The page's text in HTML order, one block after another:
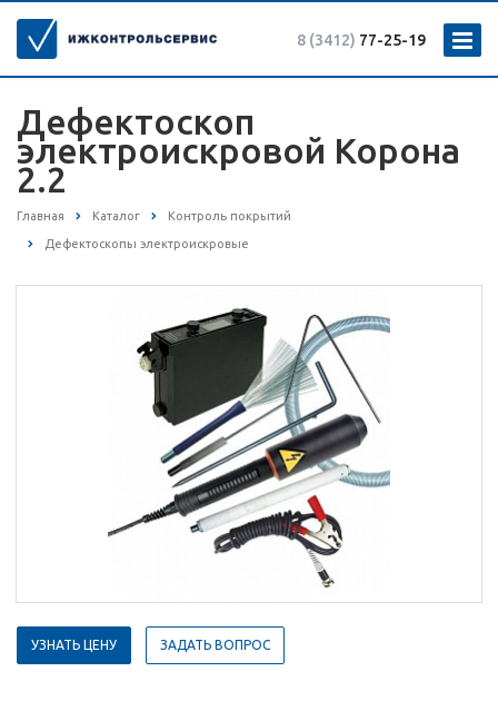
8 (3412) 77-25-19
Дефектоскоп
электроискровой Корона
2.2
Главная Каталог Контроль покрытий
Дефектоскопы электроискровые
УЗНАТЬ ЦЕНУ ЗАДАТЬ ВОПРОС